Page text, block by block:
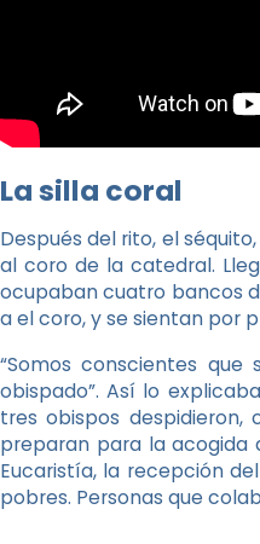
La silla coral
Después del rito, el
al coro de la catedral.
ocupaban cuatro bancos
a el coro, y se sientan por
“Somos conscientes
obispado”. Así lo explicaba
tres obispos despidieron,
preparan para la acogida
Eucaristía, la recepción
pobres. Personas que